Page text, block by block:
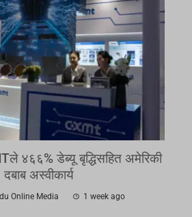
४६६% डेब्यू बृद्धिसहित अमेरिकी
दबाब अस्वीकार्य
Online Media 1 week ago